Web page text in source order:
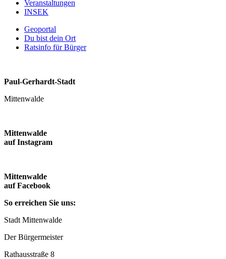
Veranstaltungen
INSEK
Geoportal
Du bist dein Ort
Ratsinfo für Bürger
Paul-Gerhardt-Stadt
Mittenwalde
Mittenwalde
auf Instagram
Mittenwalde
auf Facebook
So erreichen Sie uns:
Stadt Mittenwalde
Der Bürgermeister
Rathausstraße 8